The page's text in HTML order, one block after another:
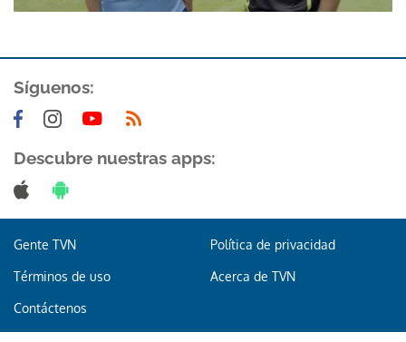
ACEPTAR
Síguenos:
Descubre nuestras apps:
Gente TVN Política de privacidad
Términos de uso Acerca de TVN
Contáctenos